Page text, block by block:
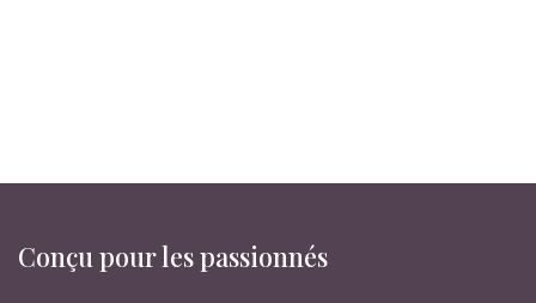
Conçu pour les passionnés